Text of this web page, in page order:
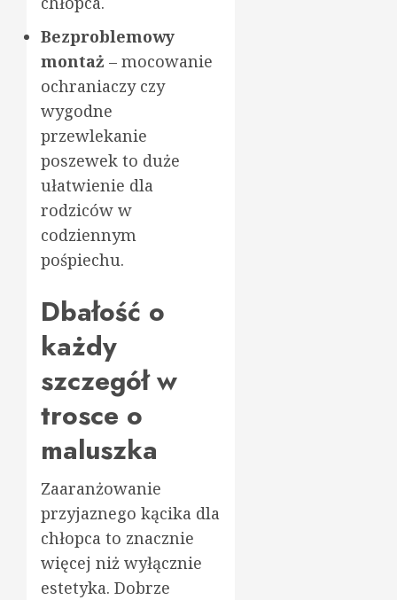
Bezproblemowy
montaż – mocowanie
ochraniaczy czy
wygodne
przewlekanie
poszewek to duże
ułatwienie dla
rodziców w
codziennym
pośpiechu.
Dbałość o
każdy
szczegół w
trosce o
maluszka
Zaaranżowanie
przyjaznego kącika dla
chłopca to znacznie
więcej niż wyłącznie
estetyka. Dobrze